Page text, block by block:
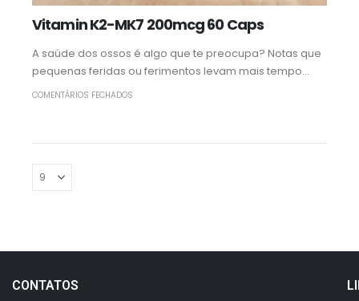
Vitamin K2-MK7 200mcg 60 Caps
A saúde dos ossos é algo que te preocupa? Notas que
pequenas feridas ou ferimentos levam mais tempo...
COMENTÁRIOS FECHADOS
CONTATOS